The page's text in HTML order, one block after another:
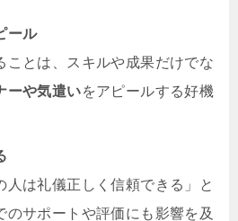
ール
ことは、スキルや成果だけでな
ーや気遣いをアピールする好機
人は礼儀正しく信頼できる」と
のサポートや評価にも影響を及